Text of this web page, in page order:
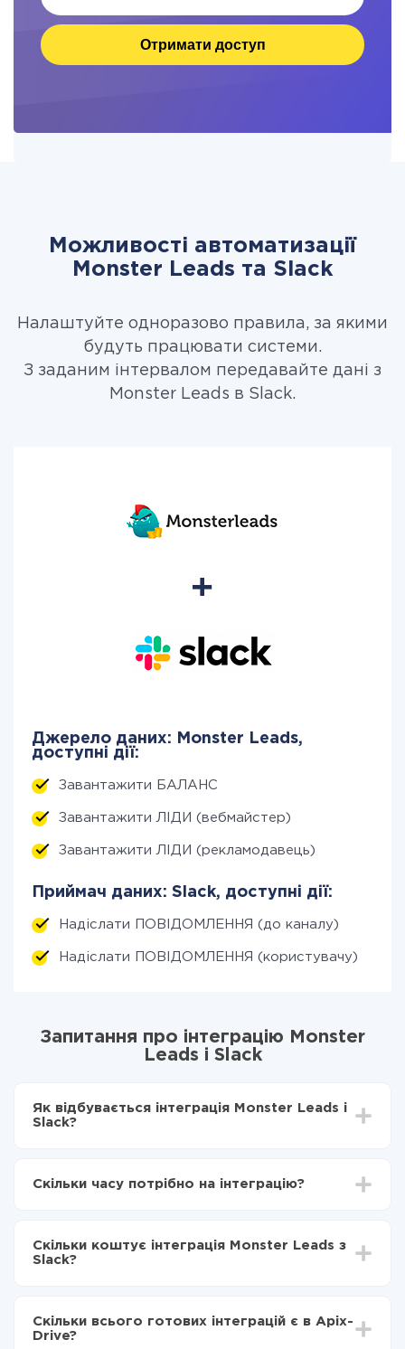
Отримати доступ
Можливості автоматизації
Monster Leads та Slack
Налаштуйте одноразово правила, за якими
будуть працювати системи.
З заданим інтервалом передавайте дані з
Monster Leads в Slack.
Джерело даних: Monster Leads,
доступні дії:
Завантажити БАЛАНС
Завантажити ЛІДИ (вебмайстер)
Завантажити ЛІДИ (рекламодавець)
Приймач даних: Slack, доступні дії:
Надіслати ПОВІДОМЛЕННЯ (до каналу)
Надіслати ПОВІДОМЛЕННЯ (користувачу)
Запитання про інтеграцію Monster
Leads і Slack
Як відбувається інтеграція Monster Leads і
Slack?
Вибираєте які дані передавати з Monster Leads в
Тепер дані будуть автоматично передаватися з
Monster Leads в Slack
Скільки часу потрібно на інтеграцію?
становити від 5-ти до 30-хвилин. У середньому
налаштування займає 10-15 хвилин.
Скільки коштує інтеграція Monster Leads з
Slack?
Ви оплачуєте лише кількість даних, які за фактом
передаються з однієї вашої системи в іншу через
Скільки всього готових інтеграцій є в Apix-
Drive?